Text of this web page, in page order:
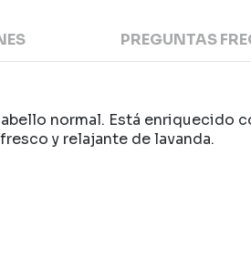
PREGUNTAS
normal. Está enriquecido
y relajante de lavanda.